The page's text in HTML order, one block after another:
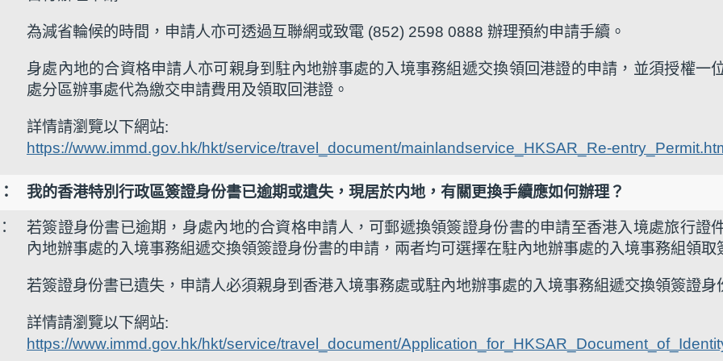
為減省輪候的時間，申請人亦可透過互聯網或致電 (852) 2598 0888 辦理預約申請手續。
身處內地的合資格申請人亦可親身到駐內地辦事處的入境事務組遞交換領回港證的申請，並須授權一
處分區辦事處代為繳交申請費用及領取回港證。
詳情請瀏覽以下網站:
https://www.immd.gov.hk/hkt/service/travel_document/mainlandservice_HKSAR_Re-
我的香港特別行政區簽證身份書已逾期或遺失，現居於内地，有關更換手續應如何辦理？
若簽證身份書已逾期，身處內地的合資格申請人，可郵遞換領簽證身份書的申請至香港入境處旅行證
內地辦事處的入境事務組遞交換領簽證身份書的申請，兩者均可選擇在駐內地辦事處的入境事務組領取
若簽證身份書已遺失，申請人必須親身到香港入境事務處或駐內地辦事處的入境事務組遞交換領簽證身
詳情請瀏覽以下網站:
https://www.immd.gov.hk/hkt/service/travel_document/